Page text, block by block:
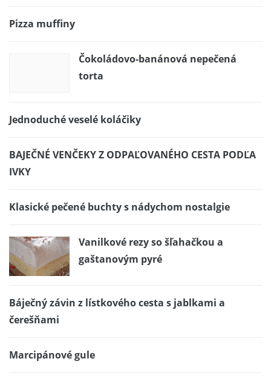
Pizza muffiny
Čokoládovo-banánová nepečená
torta
Jednoduché veselé koláčiky
BAJEČNÉ VENČEKY Z ODPAĽOVANÉHO CESTA PODĽA
IVKY
Klasické pečené buchty s nádychom nostalgie
Vanilkové rezy so šľahačkou a
gaštanovým pyré
Báječný závin z lístkového cesta s jablkami a
čerešňami
Marcipánové gule